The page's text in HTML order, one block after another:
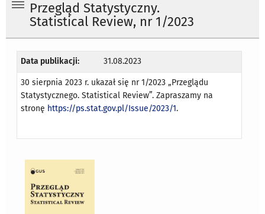
Przegląd Statystyczny.
Statistical Review, nr 1/2023
Data publikacji: 31.08.2023
30 sierpnia 2023 r. ukazał się nr 1/2023 „Przeglądu
Statystycznego. Statistical Review”. Zapraszamy na
stronę https://ps.stat.gov.pl/Issue/2023/1.